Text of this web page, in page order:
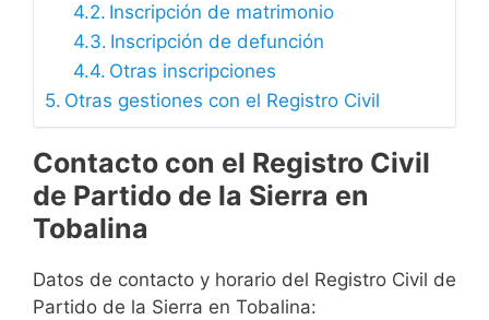
Inscripción de matrimonio
Inscripción de defunción
Otras inscripciones
Otras gestiones con el Registro Civil
Contacto con el Registro Civil
de Partido de la Sierra en
Tobalina
Datos de contacto y horario del Registro Civil de
Partido de la Sierra en Tobalina: